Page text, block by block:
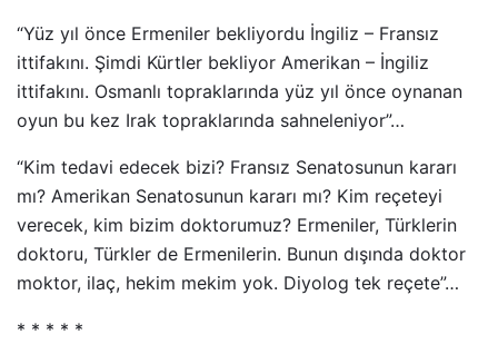
“Yüz yıl önce Ermeniler bekliyordu İngiliz – Fransız
ittifakını. Şimdi Kürtler bekliyor Amerikan – İngiliz
ittifakını. Osmanlı topraklarında yüz yıl önce oynanan
oyun bu kez Irak topraklarında sahneleniyor”…
“Kim tedavi edecek bizi? Fransız Senatosunun kararı
mı? Amerikan Senatosunun kararı mı? Kim reçeteyi
verecek, kim bizim doktorumuz? Ermeniler, Türklerin
doktoru, Türkler de Ermenilerin. Bunun dışında doktor
moktor, ilaç, hekim mekim yok. Diyolog tek reçete”…
* * * * *